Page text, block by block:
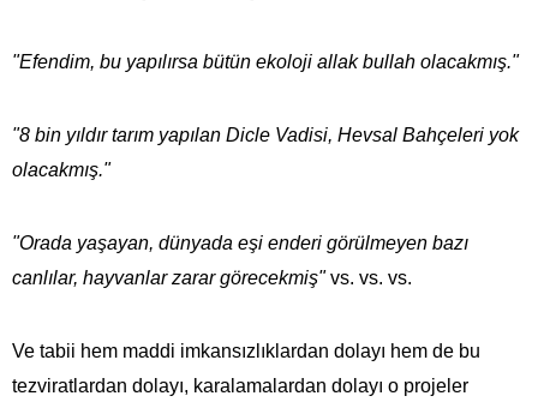
"Efendim, bu yapılırsa bütün ekoloji allak bullah olacakmış."
"8 bin yıldır tarım yapılan Dicle Vadisi, Hevsal Bahçeleri yok
olacakmış."
"Orada yaşayan, dünyada eşi enderi görülmeyen bazı
canlılar, hayvanlar zarar görecekmiş"vs. vs. vs.
Ve tabii hem maddi imkansızlıklardan dolayı hem de bu
tezviratlardan dolayı, karalamalardan dolayı o projeler